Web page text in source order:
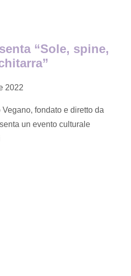
“Sole, spine,
2022
fondato e diretto da
un evento culturale